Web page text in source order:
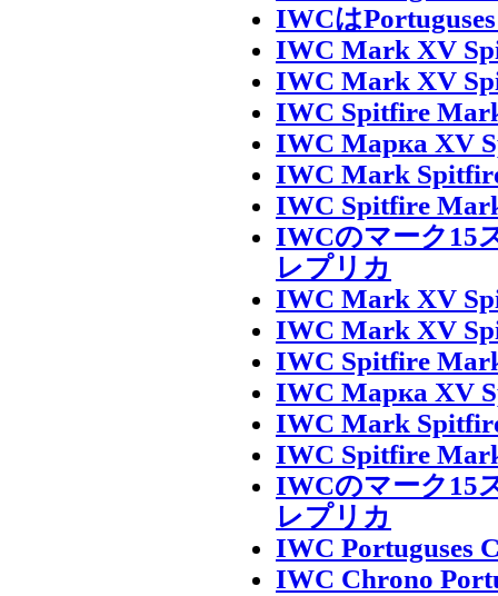
IWCは
IWC Mark XV
IWC Mark XV
IWC Spitfire
IWC Марка XV
IWC Mark
IWC Spitfire
IWCのマーク15
レプリカ
IWC Mark XV
IWC Mark XV
IWC Spitfire
IWC Марка XV
IWC Mark
IWC Spitfire
IWCのマーク15
レプリカ
IWC Portuguses
IWC Chrono